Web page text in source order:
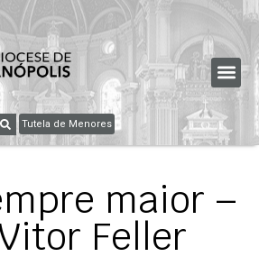
Tutela de Menores
maior –
Feller